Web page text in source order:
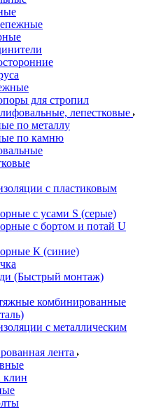
для стропил
лепестковые
по металлу
по камню
с пластиковым
с усами S (серые)
c бортом и потай U
К (синие)
(Быстрый монтаж)
комбинированные
с металлическим
лента
клин